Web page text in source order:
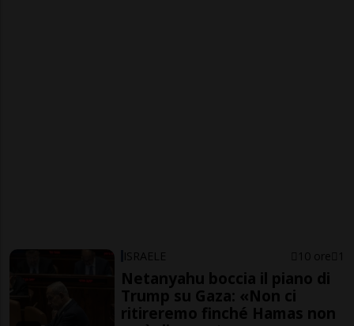
ISRAELE 10 ore 1
Netanyahu boccia il piano di
Trump su Gaza: «Non ci
ritireremo finché Hamas non